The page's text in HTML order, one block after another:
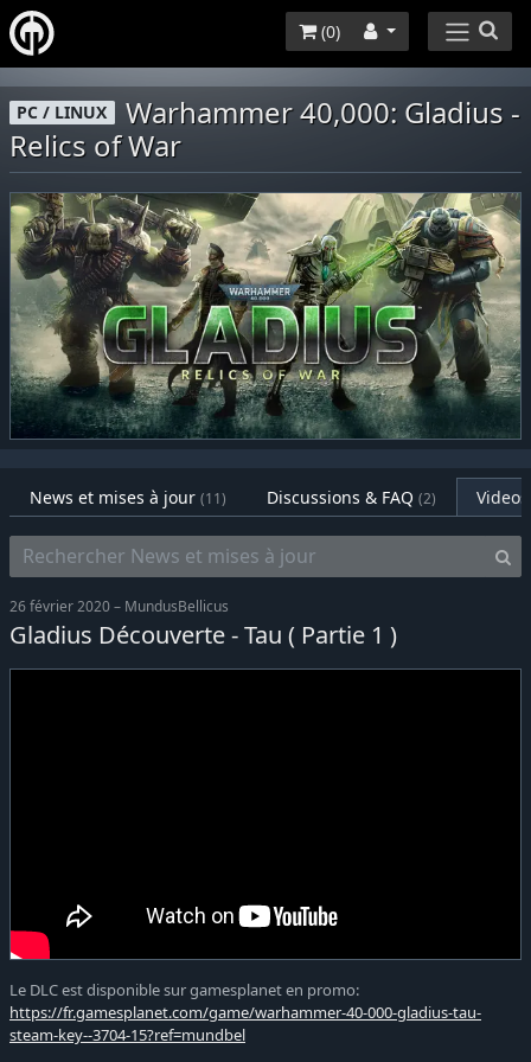
(0)
PC / LINUX
Warhammer 40,000: Gladius -
Relics of War
News et mises à jour (11) Discussions & FAQ (2) Videos
26 février 2020 – MundusBellicus
Gladius Découverte - Tau ( Partie 1 )
Le DLC est disponible sur gamesplanet en promo:
https://fr.gamesplanet.com/game/warhammer-40-000-gladius-tau-
steam-key--3704-15?ref=mundbel